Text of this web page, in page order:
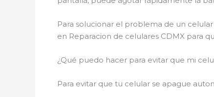
Para solucionar el problema de un
en Reparacion de celulares CDMX para
¿Qué puedo hacer para evitar que mi
Para evitar que tu celular se apague